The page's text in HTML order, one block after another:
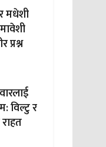
मधेशी
प्रश्न
विल्टु र